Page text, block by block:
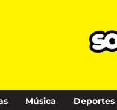
Música Deportes